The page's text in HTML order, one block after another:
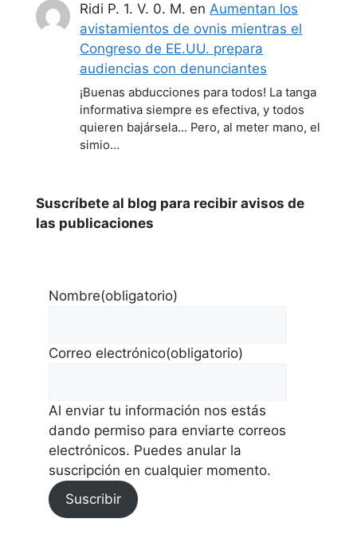
Ridi P. 1. V. 0. M. enAumentan los
avistamientos de ovnis mientras el
Congreso de EE.UU. prepara
audiencias con denunciantes
¡Buenas abducciones para todos! La tanga
informativa siempre es efectiva, y todos
quieren bajársela... Pero, al meter mano, el
simio…
Suscríbete al blog para recibir avisos de
las publicaciones
Nombre(obligatorio)
Correo electrónico(obligatorio)
Al enviar tu información nos estás
dando permiso para enviarte correos
electrónicos. Puedes anular la
suscripción en cualquier momento.
Suscribir